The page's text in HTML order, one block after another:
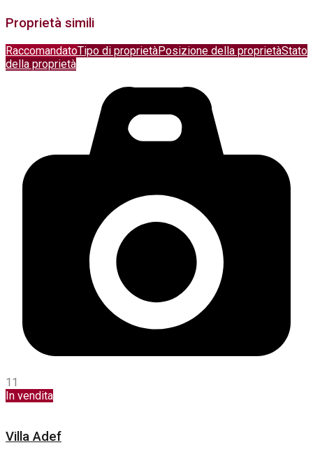
Proprietà simili
RaccomandatoTipo di proprietàPosizione della proprietàStato
della proprietà
11
In vendita
Villa Adef